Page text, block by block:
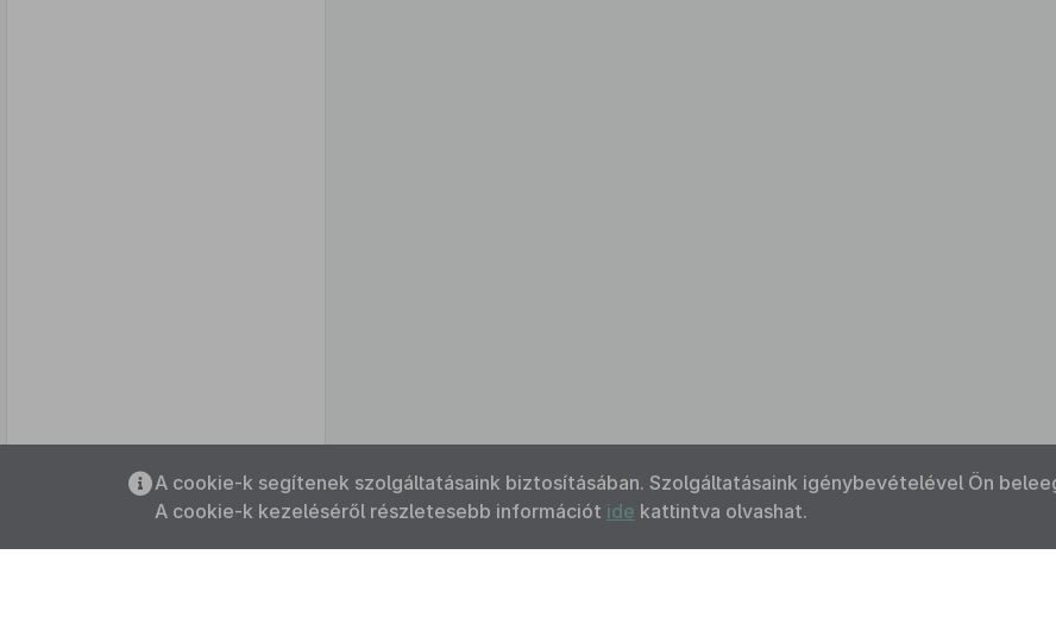
Az oldalmenübe visszatéréshez
ALT + S billentyűket.
A cookie-k segítenek szolgáltatásaink biztosításában. Szolgáltatásaink igénybevételével Ön
A cookie-k kezeléséről részletesebb információt ide kattintva olvashat.